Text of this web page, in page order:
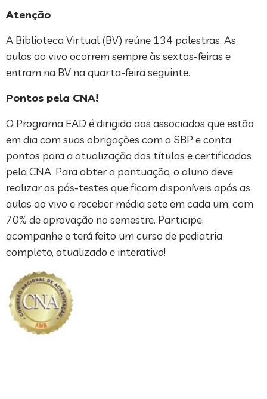
Atenção
A Biblioteca Virtual (BV) reúne 134 palestras. As
aulas ao vivo ocorrem sempre às sextas-feiras e
entram na BV na quarta-feira seguinte.
Pontos pela CNA!
O Programa EAD é dirigido aos associados que estão
em dia com suas obrigações com a SBP e conta
pontos para a atualização dos títulos e certificados
pela CNA. Para obter a pontuação, o aluno deve
realizar os pós-testes que ficam disponíveis após as
aulas ao vivo e receber média sete em cada um, com
70% de aprovação no semestre. Participe,
acompanhe e terá feito um curso de pediatria
completo, atualizado e interativo!